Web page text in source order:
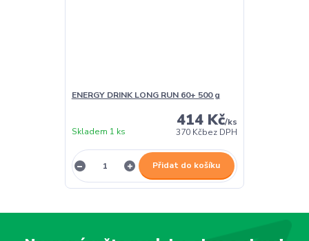
ENERGY DRINK LONG RUN 60+ 500 g
414 Kč/ks
370 Kčbez DPH
Skladem 1 ks
Přidat do košíku